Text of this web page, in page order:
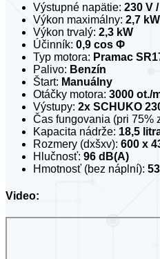
Výstupné napätie: 230 V
Výkon maximálny: 2,7 kW
Výkon trvalý: 2,3 kW
Účinník: 0,9 cos Φ
Typ motora: Pramac
Palivo: Benzín
Štart: Manuálny
Otáčky motora: 3000 ot./
Výstupy: 2x SCHUKO
Čas fungovania (pri 75%
Kapacita nádrže: 18,5
Rozmery (dxšxv): 600 x
Hlučnosť: 96 dB(A)
Hmotnosť (bez náplní):
Video: